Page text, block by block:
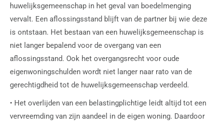
huwelijksgemeenschap in het geval van boedelmenging
vervalt. Een aflossingsstand blijft van de partner bij wie deze
is ontstaan. Het bestaan van een huwelijksgemeenschap is
niet langer bepalend voor de overgang van een
aflossingsstand. Ook het overgangsrecht voor oude
eigenwoningschulden wordt niet langer naar rato van de
gerechtigdheid tot de huwelijksgemeenschap verdeeld.
• Het overlijden van een belastingplichtige leidt altijd tot een
vervreemding van zijn aandeel in de eigen woning. Daardoor